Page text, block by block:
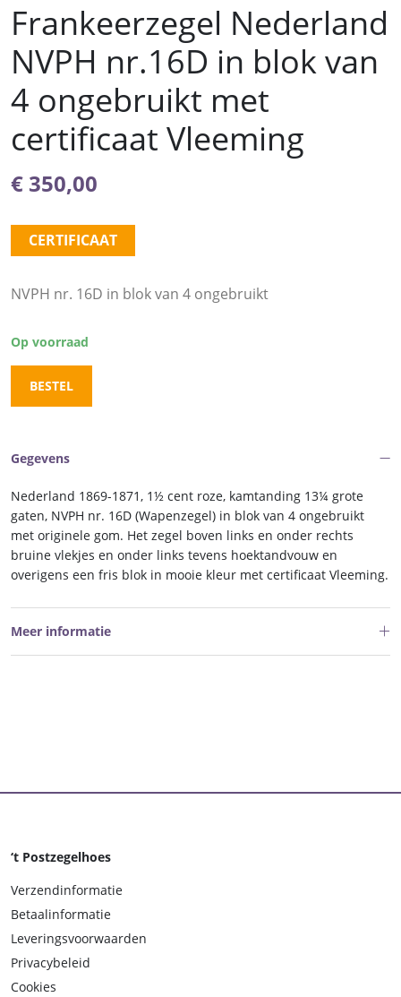
Frankeerzegel Nederland
NVPH nr.16D in blok van
4 ongebruikt met
certificaat Vleeming
€ 350,00
CERTIFICAAT
NVPH nr. 16D in blok van 4 ongebruikt
Op voorraad
BESTEL
Gegevens
Nederland 1869-1871, 1½ cent roze, kamtanding 13¼ grote
gaten, NVPH nr. 16D (Wapenzegel) in blok van 4 ongebruikt
met originele gom. Het zegel boven links en onder rechts
bruine vlekjes en onder links tevens hoektandvouw en
overigens een fris blok in mooie kleur met certificaat Vleeming.
Meer informatie
‘t Postzegelhoes
Verzendinformatie
Betaalinformatie
Leveringsvoorwaarden
Privacybeleid
Cookies